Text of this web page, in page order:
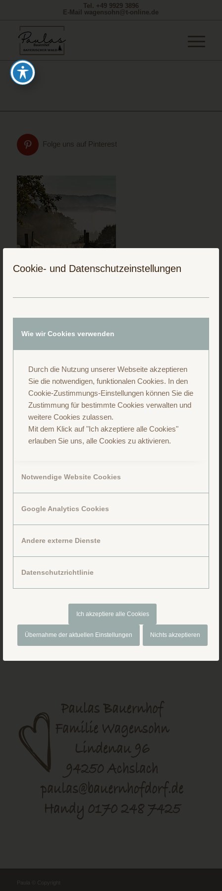
Cookie- und Datenschutzeinstellungen
Wie wir Cookies verwenden
Durch die Nutzung unserer Webseite akzeptieren
Sie die notwendigen, funktionalen Cookies. In den
Cookie-Zustimmungs-Einstellungen können Sie die
Zustimmung für bestimmte Cookies verwalten und
weitere Cookies zulassen.
Mit dem Klick auf "Ich akzeptiere alle Cookies"
erlauben Sie uns, alle Cookies zu aktivieren.
Notwendige Website Cookies
Google Analytics Cookies
Andere externe Dienste
Datenschutzrichtlinie
Ich akzeptiere alle Cookies
Übernahme der aktuellen Einstellungen Nichts akzeptieren
Tel. +49 9929 3896
E-Mail wagensohn@t-online.de
Folge uns auf Pinterest
Folge uns auf Facebook
Paula © Copyright